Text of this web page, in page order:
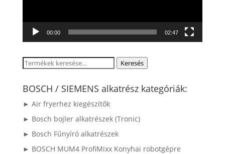
00:00 02:47
Keresés
következőre:
Keresés
BOSCH / SIEMENS alkatrész kategóriák:
► Air fryerhez kiegészítők
► Bosch bojler alkatrészek (Tronic)
► Bosch Fűnyíró alkatrészek
► BOSCH MUM4 ProfiMixx Konyhai robotgépre